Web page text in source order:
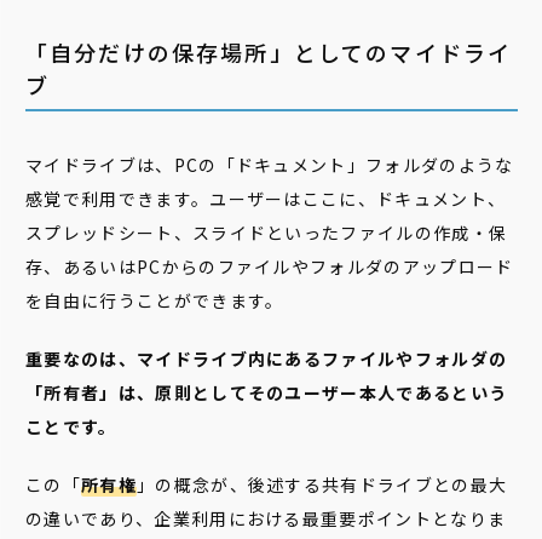
「自分だけの保存場所」としてのマイドライ
ブ
マイドライブは、PCの「ドキュメント」フォルダのような
感覚で利用できます。ユーザーはここに、ドキュメント、
スプレッドシート、スライドといったファイルの作成・保
存、あるいはPCからのファイルやフォルダのアップロード
を自由に行うことができます。
重要なのは、マイドライブ内にあるファイルやフォルダの
「所有者」は、原則としてそのユーザー本人であるという
ことです。
この「所有権」の概念が、後述する共有ドライブとの最大
の違いであり、企業利用における最重要ポイントとなりま